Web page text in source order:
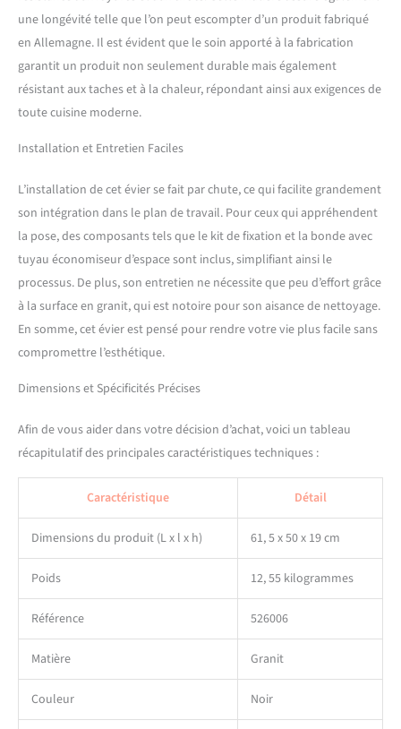
robinet Contenu de la
livraison : bonde avec tuyau
peu encombrant – Vanne à
panier 3 ½", sans
télécommande de vidange
une longévité telle que l’on peut escompter d’un produit fabriqué
en Allemagne. Il est évident que le soin apporté à la fabrication
garantit un produit non seulement durable mais également
résistant aux taches et à la chaleur, répondant ainsi aux exigences de
toute cuisine moderne.
Installation et Entretien Faciles
L’installation de cet évier se fait par chute, ce qui facilite grandement
son intégration dans le plan de travail. Pour ceux qui appréhendent
la pose, des composants tels que le kit de fixation et la bonde avec
tuyau économiseur d’espace sont inclus, simplifiant ainsi le
processus. De plus, son entretien ne nécessite que peu d’effort grâce
à la surface en granit, qui est notoire pour son aisance de nettoyage.
En somme, cet évier est pensé pour rendre votre vie plus facile sans
compromettre l’esthétique.
Dimensions et Spécificités Précises
Afin de vous aider dans votre décision d’achat, voici un tableau
récapitulatif des principales caractéristiques techniques :
Caractéristique Détail
Dimensions du produit (L x l x h) 61, 5 x 50 x 19 cm
Poids 12, 55 kilogrammes
Référence 526006
Matière Granit
Couleur Noir